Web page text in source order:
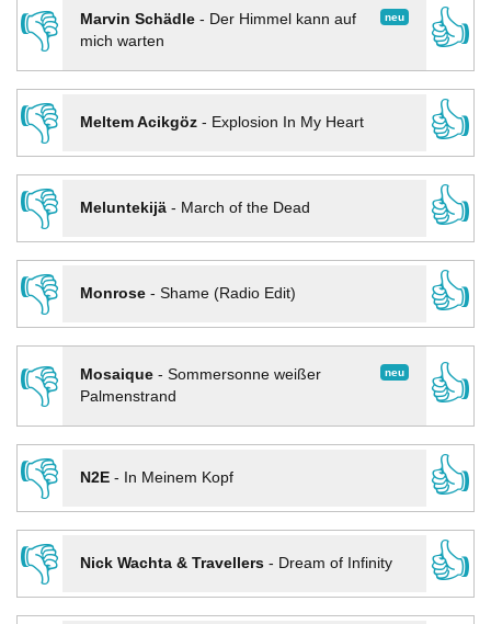
👎 neu
Marvin Schädle- Der Himmel kann auf
mich warten
👍
👎
Meltem Acikgöz- Explosion In My Heart
👍
👎
Meluntekijä- March of the Dead
👍
👎
Monrose- Shame (Radio Edit)
👍
👎
neu
Mosaique- Sommersonne weißer
Palmenstrand
👍
👎
N2E- In Meinem Kopf
👍
👎
Nick Wachta & Travellers- Dream of Infinity
👍